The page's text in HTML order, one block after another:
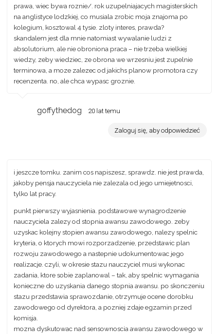
prawa, wiec bywa roznie/. rok uzupelniajacych magisterskich
na anglistyce lodzkiej, co musiala zrobic moja znajoma po
kolegium, kosztowal 4 tysie. zloty interes, prawda?
skandalem jest dla mnie natomiast wywalanie ludzi z
absolutorium, ale nie obroniona praca – nie trzeba wielkiej
wiedzy, zeby wiedziec, ze obrona we wrzesniu jest zupelnie
terminowa, a moze zalezec od jakichs planow promotora czy
recenzenta. no, ale chca wypasc groznie.
goffythedog 20 lat temu
Zaloguj się, aby odpowiedzieć
i jeszcze tomku. zanim cos napiszesz, sprawdz. nie jest prawda,
jakoby pensja nauczyciela nie zalezala od jego umiejetnosci,
tylko lat pracy.
punkt pierwszy wyjasnienia. podstawowe wynagrodzenie
nauczyciela zalezy od stopnia awansu zawodowego. zeby
uzyskac kolejny stopien awansu zawodowego, nalezy spelnic
kryteria, o ktorych mowi rozporzadzenie, przedstawic plan
rozwoju zawodowego a nastepnie udokumentowac jego
realizacje. czyli, w okresie stazu nauczyciel musi wykonac
zadania, ktore sobie zaplanowal – tak, aby spelnic wymagania
konieczne do uzyskania danego stopnia awansu. po skonczeniu
stazu przedstawia sprawozdanie, otrzymuje ocene dorobku
zawodowego od dyrektora, a pozniej zdaje egzamin przed
komisja.
mozna dyskutowac nad sensownoscia awansu zawodowego w